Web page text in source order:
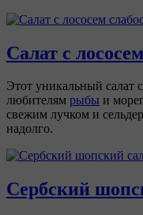
Салат с
Этот уникальный салат
любителям рыбы и
свежим лучком и
надолго.
Сербский